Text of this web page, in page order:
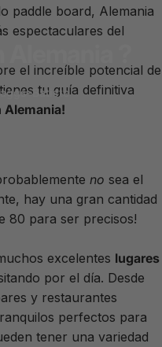
paddle board, Alemania
espectaculares del
el increíble potencial de
tu guía definitiva
Alemania!
no sea el
hay una gran cantidad
80 para ser precisos!
excelentes lugares
por el día. Desde
y restaurantes
perfectos para
tener una variedad